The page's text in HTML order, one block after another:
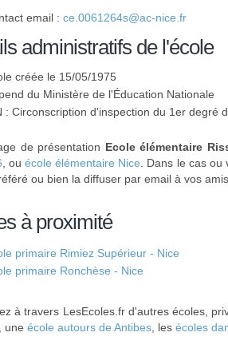
email : ce.0061264s@ac-nice.fr
administratifs de l'école
créée le 15/05/1975
du Ministère de l'Éducation Nationale
: Circonscription d'inspection du 1er degré
de présentation Ecole élémentaire
, ouécole élémentaire Nice . Dans le cas
ou bien la diffuser par email à vos
à proximité
primaire Rimiez Supérieur - Nice
primaire Ronchèse - Nice
à travers LesEcoles.fr d'autres écoles,
une école autours de Antibes , les écoles